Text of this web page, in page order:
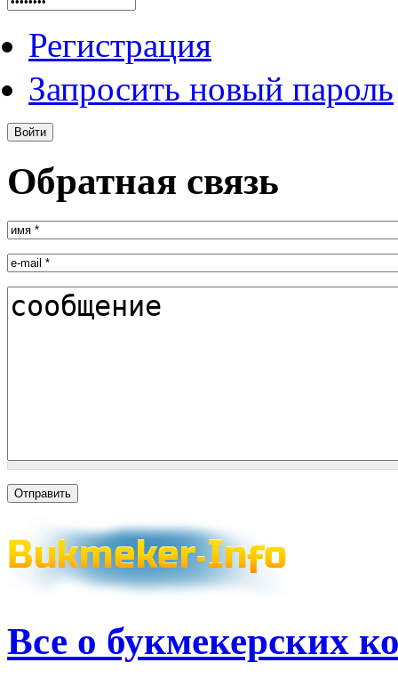
Регистрация
Запросить новый пароль
Обратная связь
Все о букмекерских